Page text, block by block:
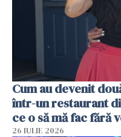
Cum au devenit
într-un restaurant
ce o să mă fac fără
26 IULIE 2026